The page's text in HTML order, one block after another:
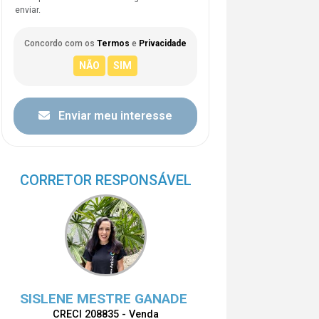
enviar.
Concordo com os Termos e Privacidade
Enviar meu interesse
CORRETOR RESPONSÁVEL
SISLENE MESTRE GANADE
CRECI 208835 - Venda